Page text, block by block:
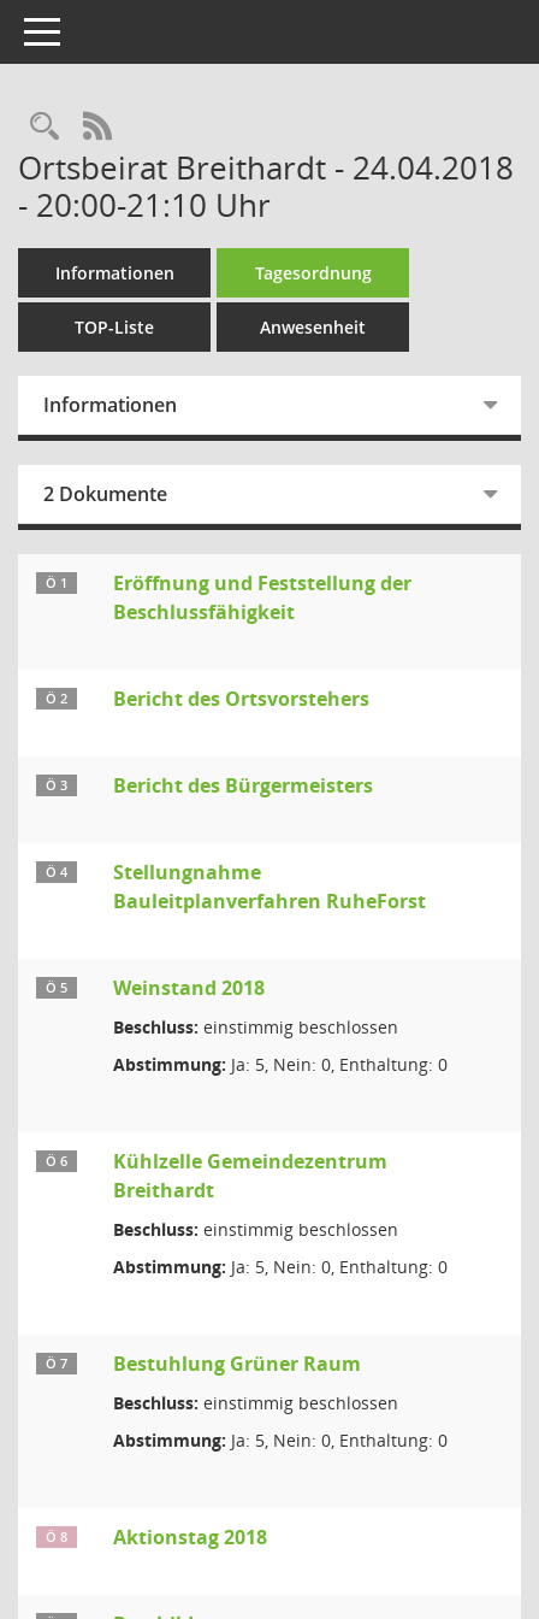
Toggle navigation
Rechercheauswahl
RSS-Feed
Ortsbeirat Breithardt - 24.04.2018
- 20:00-21:10 Uhr
Informationen Tagesordnung
TOP-Liste Anwesenheit
Informationen
2 Dokumente
Ö 1
Eröffnung und Feststellung der
Beschlussfähigkeit
Ö 2 Bericht des Ortsvorstehers
Ö 3 Bericht des Bürgermeisters
Ö 4
Stellungnahme
Bauleitplanverfahren RuheForst
Ö 5 Weinstand 2018
Beschluss: einstimmig beschlossen
Abstimmung: Ja: 5, Nein: 0, Enthaltung: 0
Ö 6
Kühlzelle Gemeindezentrum
Breithardt
Beschluss: einstimmig beschlossen
Abstimmung: Ja: 5, Nein: 0, Enthaltung: 0
Ö 7 Bestuhlung Grüner Raum
Beschluss: einstimmig beschlossen
Abstimmung: Ja: 5, Nein: 0, Enthaltung: 0
Ö 8 Aktionstag 2018